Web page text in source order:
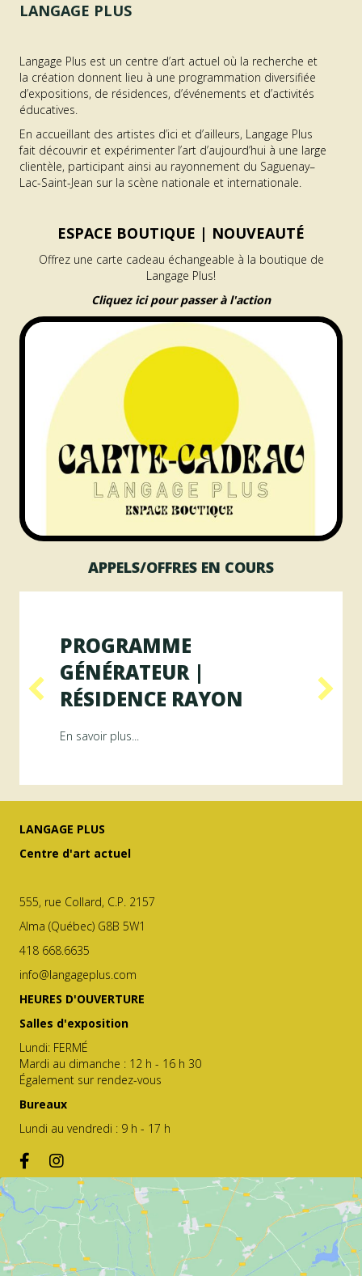
LANGAGE PLUS
Langage Plus est un centre d’art actuel où la recherche et
la création donnent lieu à une programmation diversifiée
d’expositions, de résidences, d’événements et d’activités
éducatives.
En accueillant des artistes d’ici et d’ailleurs, Langage Plus
fait découvrir et expérimenter l’art d’aujourd’hui à une large
clientèle, participant ainsi au rayonnement du Saguenay–
Lac-Saint-Jean sur la scène nationale et internationale.
ESPACE BOUTIQUE | NOUVEAUTÉ
Offrez une carte cadeau échangeable à la boutique de
Langage Plus!
Cliquez ici pour passer à l'action
APPELS/OFFRES EN COURS
ArAMiS
PROGRAMME
GÉNÉRATEUR |
RÉSIDENCE RAYON
En savoir plus...
LANGAGE PLUS
Centre d'art actuel
555, rue Collard, C.P. 2157
Alma (Québec) G8B 5W1
418 668.6635
info@langageplus.com
HEURES D'OUVERTURE
Salles d'exposition
Lundi: FERMÉ
Mardi au dimanche : 12 h - 16 h 30
Également sur rendez-vous
Bureaux
Lundi au vendredi : 9 h - 17 h